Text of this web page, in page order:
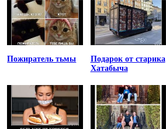
Пожиратель тьмы
Подарок от старика
Хатабыча